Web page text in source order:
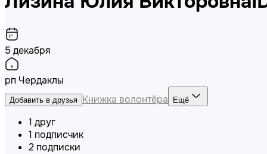
5 декабря
рп Чердаклы
Добавить в друзья Книжка волонтёра Ещё
1 друг
1 подписчик
2 подписки